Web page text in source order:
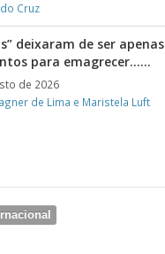
Cruz
deixaram de ser apenas
para emagrecer……
de 2026
de Lima e Maristela Luft